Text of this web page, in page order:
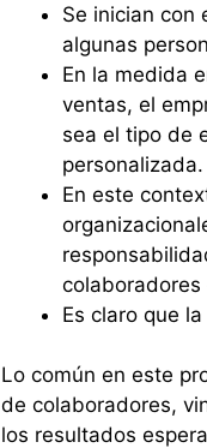
Se inician con
algunas
En la medida
ventas, el
sea el tipo de
En este
Es claro que
Lo común en este
de colaboradores,
los resultados